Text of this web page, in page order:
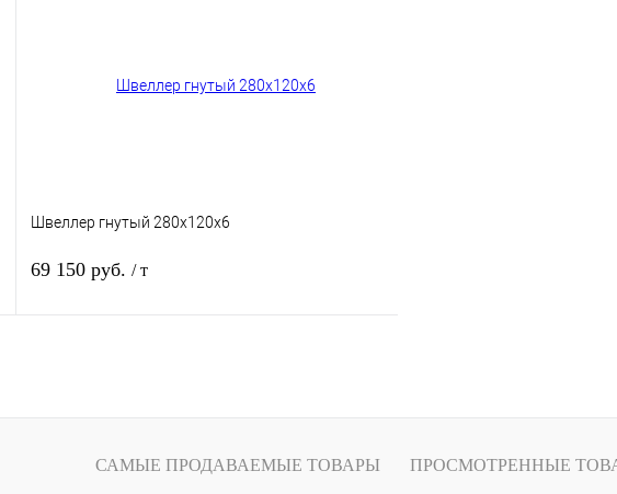
Швеллер гнутый 280х120х6
69 150 руб. / т
Купить в 1 клик Сравнение
САМЫЕ ПРОДАВАЕМЫЕ ТОВАРЫ ПРОСМОТРЕННЫЕ